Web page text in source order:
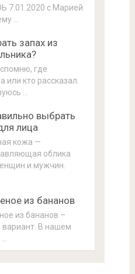
с Марией
…
запах из
где
или кто рассказал.
…
выбрать
лица
кожа —
облика
и мужчин.
из бананов
из бананов –
вариант. В нашем